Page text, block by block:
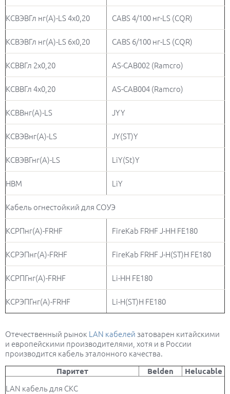
КСВЭВГл нг(А)-LS 4х0,20 CABS 4/100 нг-LS (CQR)
КСВЭВГл нг(А)-LS 6х0,20 CABS 6/100 нг-LS (CQR)
КСВВГл 2х0,20 AS-CAB002 (Ramcro)
КСВВГл 4х0,20 AS-CAB004 (Ramcro)
КСВВнг(А)-LS JYY
КСВЭВнг(А)-LS JY(ST)Y
КСВЭВГнг(А)-LS LiY(St)Y
НВМ LiY
Кабель огнестойкий для СОУЭ
КСРПнг(А)-FRHF FireKab FRHF J-HH FE180
КСРЭПнг(А)-FRHF FireKab FRHF J-H(ST)H FE180
КСРПГнг(А)-FRHF Li-HH FE180
КСРЭПГнг(А)-FRHF Li-H(ST)H FE180
Отечественный рынок LAN кабелей затоварен китайскими
и европейскими производителями, хотя и в России
производится кабель эталонного качества.
Паритет Belden Helucable
LAN кабель для СКС